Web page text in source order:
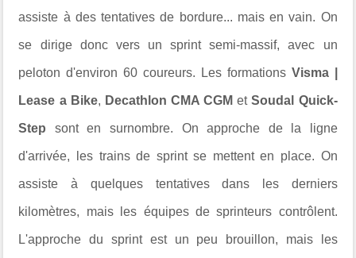
assiste à des tentatives de bordure... mais en vain. On
se dirige donc vers un sprint semi-massif, avec un
peloton d'environ 60 coureurs. Les formations Visma |
Lease a Bike, Decathlon CMA CGM etSoudal Quick-
Step sont en surnombre. On approche de la ligne
d'arrivée, les trains de sprint se mettent en place. On
assiste à quelques tentatives dans les derniers
kilomètres, mais les équipes de sprinteurs contrôlent.
L'approche du sprint est un peu brouillon, mais les